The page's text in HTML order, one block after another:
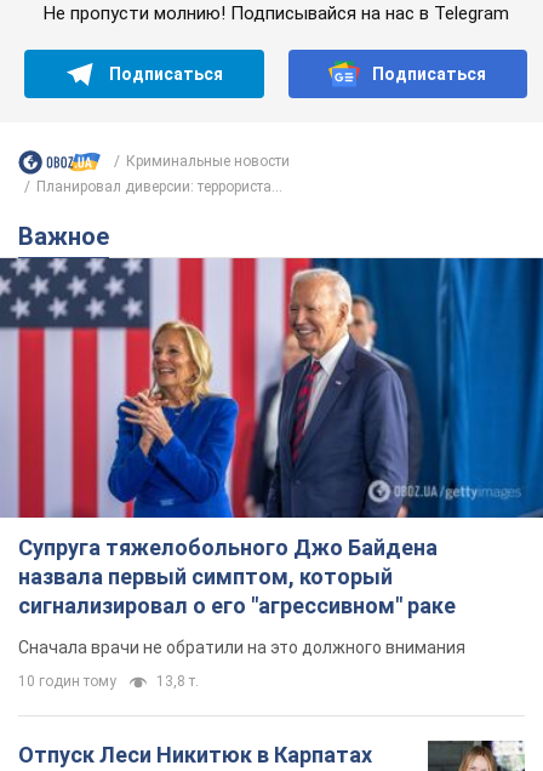
Не пропусти молнию! Подписывайся на нас в Telegram
Подписаться Подписаться
Криминальные новости
Планировал диверсии: террориста...
Важное
Супруга тяжелобольного Джо Байдена
назвала первый симптом, который
сигнализировал о его "агрессивном" раке
Сначала врачи не обратили на это должного внимания
10 годин тому 13,8 т.
Отпуск Леси Никитюк в Карпатах